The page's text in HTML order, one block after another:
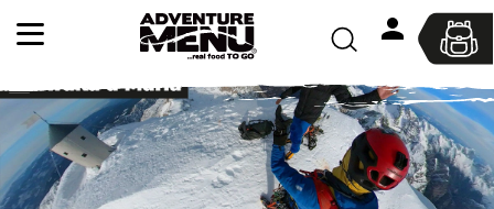
Hledat
í
C
o
p